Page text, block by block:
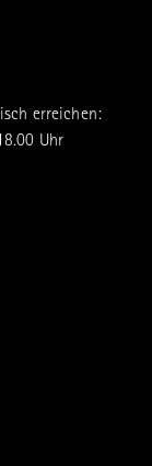
erreichen:
Uhr